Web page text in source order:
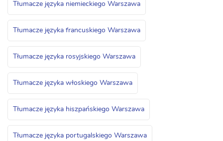
Tłumacze języka niemieckiego Warszawa
Tłumacze języka francuskiego Warszawa
Tłumacze języka rosyjskiego Warszawa
Tłumacze języka włoskiego Warszawa
Tłumacze języka hiszpańskiego Warszawa
Tłumacze języka portugalskiego Warszawa